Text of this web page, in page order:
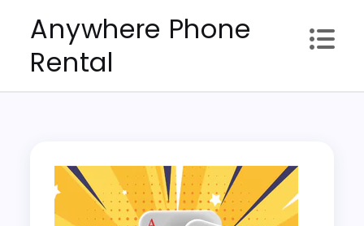
content
Anywhere Phone
Rental